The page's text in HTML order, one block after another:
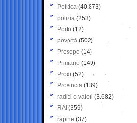
Politica (40.873)
polizia (253)
Porto (12)
povertà (502)
Presepe (14)
Primarie (149)
Prodi (52)
Provincia (139)
radici e valori (3.682)
RAI (359)
rapine (37)